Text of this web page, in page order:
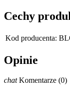
Cechy
Kod producenta:
Opinie
chatKomentarze (0)